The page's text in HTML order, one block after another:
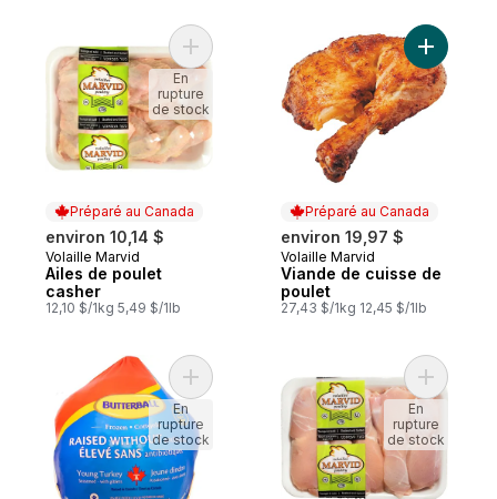
Préparé au Canada
environ 10,14 $
Préparé au Canada
Volaille Marvid
Ailes de poulet
casher
12,10 $/1kg 5,49 $/1lb
Ajouter Ailes de poulet casher au panier
En
rupture
de stock
Préparé au Canada
environ 19,97 $
Préparé au Canada
Volaille Marvid
Viande de cuisse de
poulet
27,43 $/1kg 12,45 $/1lb
Ajouter
Ajouter Dinde 9-11 kg, surgelée au panier
En
rupture
de stock
Ajouter
En
rupture
de stock